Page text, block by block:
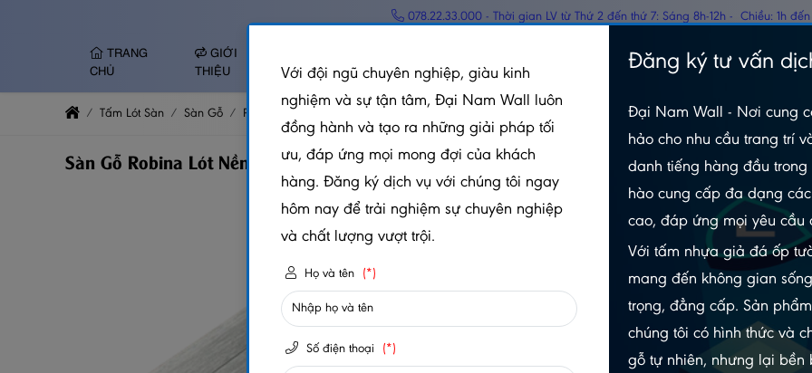
078.22.33.000 - Thời gian LV từ Thứ 2 đến thứ 7: Sáng 8h-12h - Chiều: 1h
TRANG
CHỦ
GIỚI
THIỆU
TƯỜNG
NHIỆT
Tấm Lót Sàn Sàn Gỗ Robina
Sàn Gỗ Robina Lót Nền 12mm Bản Nhỏ – O135
SÀN GỖ ROBINA LÓT NỀN
5.0/5 (1 đánh giá) | 0 đã bán
Xem thêm thuộc tính sản phẩm
Còn hàng
Số lần xem: 146
Đăng ký tư vấn
Đại Nam Wall - Nơi cung
hảo cho nhu cầu trang trí
danh tiếng hàng đầu
hào cung cấp đa dạng
cao, đáp ứng mọi yêu cầu
Với tấm nhựa giả đá ốp
mang đến không gian
trọng, đẳng cấp. Sản
chúng tôi có hình thức và
gỗ tự nhiên, nhưng lại bền
Với đội ngũ chuyên nghiệp, giàu kinh
nghiệm và sự tận tâm, Đại Nam Wall luôn
đồng hành và tạo ra những giải pháp tối
ưu, đáp ứng mọi mong đợi của khách
hàng. Đăng ký dịch vụ với chúng tôi ngay
hôm nay để trải nghiệm sự chuyên nghiệp
và chất lượng vượt trội.
Họ và tên (*)
Số điện thoại (*)